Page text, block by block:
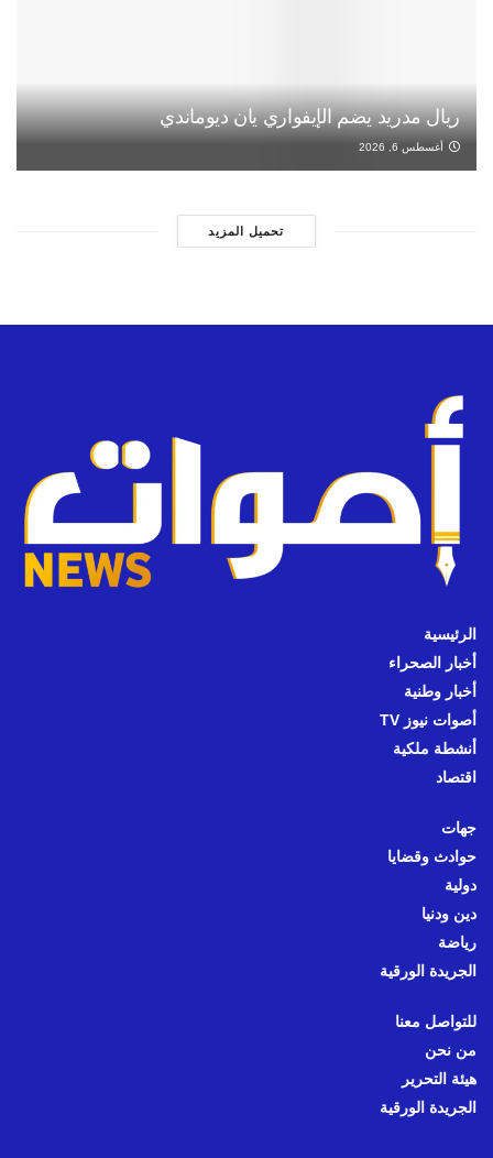
ريال مدريد يضم الإيفواري يان ديوماندي
أغسطس 6, 2026
تحميل المزيد
الرئيسية
أخبار الصحراء
أخبار وطنية
أصوات نيوز TV
أنشطة ملكية
اقتصاد
جهات
حوادث وقضايا
دولية
دين ودنيا
رياضة
الجريدة الورقية
للتواصل معنا
من نحن
هيئة التحرير
الجريدة الورقية